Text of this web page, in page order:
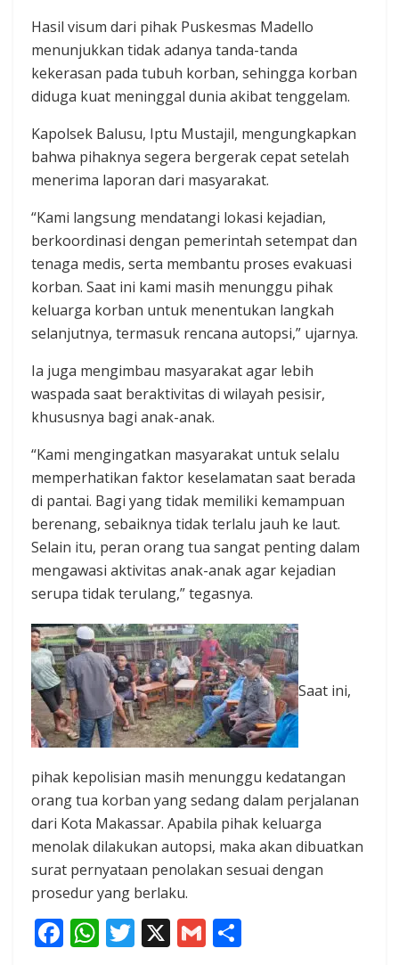
Hasil visum dari pihak Puskesmas Madello
menunjukkan tidak adanya tanda-tanda
kekerasan pada tubuh korban, sehingga korban
diduga kuat meninggal dunia akibat tenggelam.
Kapolsek Balusu, Iptu Mustajil, mengungkapkan
bahwa pihaknya segera bergerak cepat setelah
menerima laporan dari masyarakat.
“Kami langsung mendatangi lokasi kejadian,
berkoordinasi dengan pemerintah setempat dan
tenaga medis, serta membantu proses evakuasi
korban. Saat ini kami masih menunggu pihak
keluarga korban untuk menentukan langkah
selanjutnya, termasuk rencana autopsi,” ujarnya.
Ia juga mengimbau masyarakat agar lebih
waspada saat beraktivitas di wilayah pesisir,
khususnya bagi anak-anak.
“Kami mengingatkan masyarakat untuk selalu
memperhatikan faktor keselamatan saat berada
di pantai. Bagi yang tidak memiliki kemampuan
berenang, sebaiknya tidak terlalu jauh ke laut.
Selain itu, peran orang tua sangat penting dalam
mengawasi aktivitas anak-anak agar kejadian
serupa tidak terulang,” tegasnya.
Saat ini,
pihak kepolisian masih menunggu kedatangan
orang tua korban yang sedang dalam perjalanan
dari Kota Makassar. Apabila pihak keluarga
menolak dilakukan autopsi, maka akan dibuatkan
surat pernyataan penolakan sesuai dengan
prosedur yang berlaku.
F W T X G